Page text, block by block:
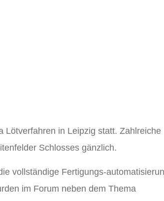
Lötverfahren in Leipzig statt. Zahlreiche
Schlosses gänzlich.
vollständige Fertigungs-
im Forum neben dem Thema